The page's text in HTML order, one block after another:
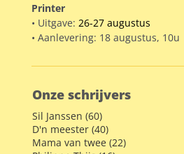
Printer
• Uitgave: 26-27 augustus
• Aanlevering: 18 augustus, 10u
Onze schrijvers
Sil Janssen (60)
D'n meester (40)
Mama van twee (22)